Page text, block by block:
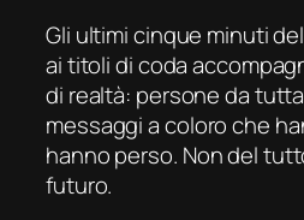
Gli ultimi cinque minuti
ai titoli di coda
di realtà: persone da
messaggi a coloro che
hanno perso. Non del
futuro.